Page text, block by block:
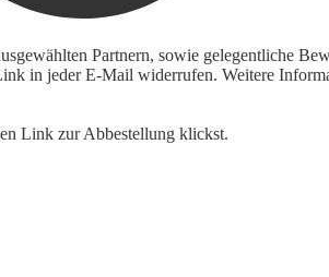
Partnern, sowie gelegentliche
in jeder E-Mail widerrufen. Weitere
Link zur Abbestellung klickst.